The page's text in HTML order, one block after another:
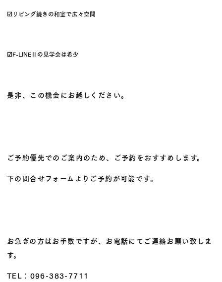
☑リビング続きの和室で広々空間
☑F-LINEⅡの見学会は希少
是非、この機会にお越しください。
ご予約優先でのご案内のため、ご予約をおすすめします。
下の問合せフォームよりご予約が可能です。
お急ぎの方はお手数ですが、お電話にてご連絡お願い致しま
す。
TEL：096-383-7711